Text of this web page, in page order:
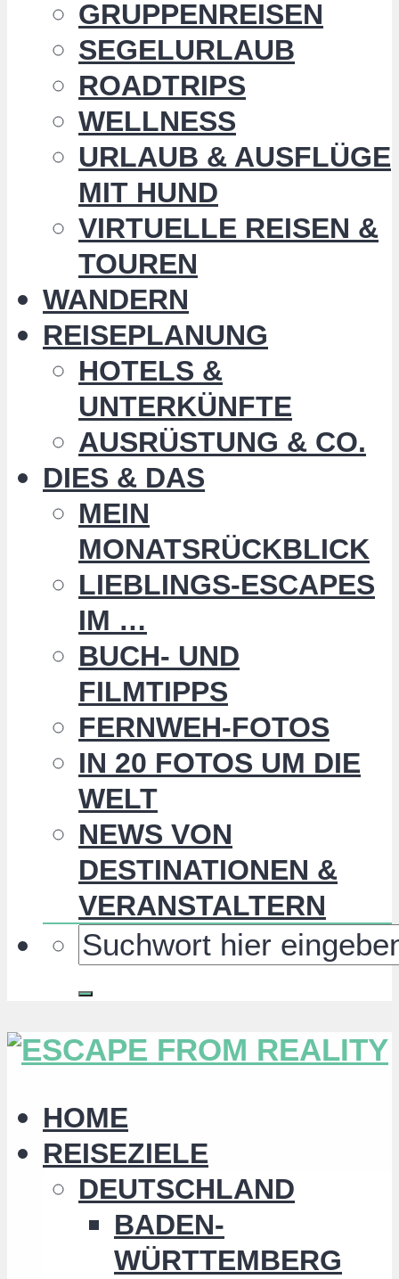
GRUPPENREISEN
SEGELURLAUB
ROADTRIPS
WELLNESS
URLAUB & AUSFLÜGE
MIT HUND
VIRTUELLE REISEN &
TOUREN
WANDERN
REISEPLANUNG
HOTELS &
UNTERKÜNFTE
AUSRÜSTUNG & CO.
DIES & DAS
MEIN
MONATSRÜCKBLICK
LIEBLINGS-ESCAPES
IM …
BUCH- UND
FILMTIPPS
FERNWEH-FOTOS
IN 20 FOTOS UM DIE
WELT
NEWS VON
DESTINATIONEN &
VERANSTALTERN
HOME
REISEZIELE
DEUTSCHLAND
BADEN-
WÜRTTEMBERG